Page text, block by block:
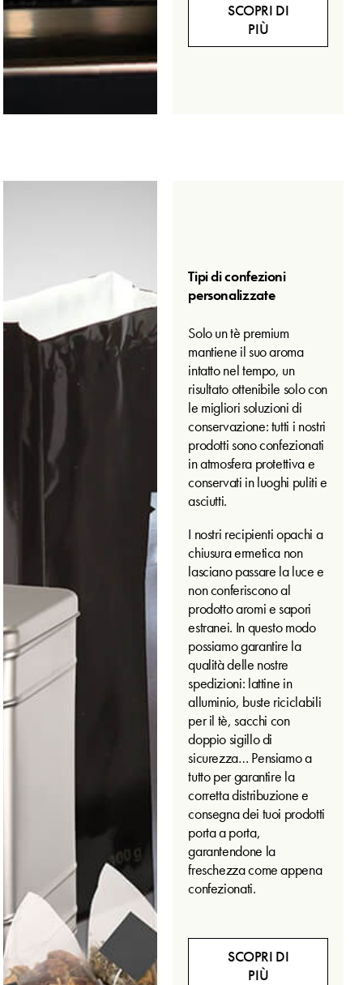
SCOPRI DI
PIÙ
Tipi di confezioni
personalizzate
Solo un tè premium
mantiene il suo aroma
intatto nel tempo, un
risultato ottenibile solo con
le migliori soluzioni di
conservazione: tutti i nostri
prodotti sono confezionati
in atmosfera protettiva e
conservati in luoghi puliti e
asciutti.
I nostri recipienti opachi a
chiusura ermetica non
lasciano passare la luce e
non conferiscono al
prodotto aromi e sapori
estranei. In questo modo
possiamo garantire la
qualità delle nostre
spedizioni: lattine in
alluminio, buste riciclabili
per il tè, sacchi con
doppio sigillo di
sicurezza… Pensiamo a
tutto per garantire la
corretta distribuzione e
consegna dei tuoi prodotti
porta a porta,
garantendone la
freschezza come appena
confezionati.
SCOPRI DI
PIÙ